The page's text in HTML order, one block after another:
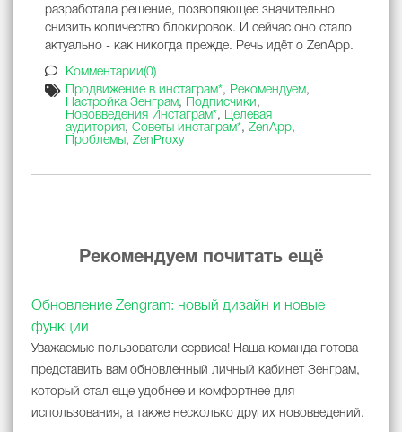
разработала решение, позволяющее значительно
снизить количество блокировок. И сейчас оно стало
актуально - как никогда прежде. Речь идёт о ZenApp.
Комментарии(0)
Продвижение в инстаграм*, Рекомендуем,
Настройка Зенграм, Подписчики ,
Нововведения Инстаграм*, Целевая
аудитория, Советы инстаграм*, ZenApp,
Проблемы , ZenProxy
Рекомендуем почитать ещё
Обновление Zengram: новый дизайн и новые
функции
Уважаемые пользователи сервиса! Наша команда готова
представить вам обновленный личный кабинет Зенграм,
который стал еще удобнее и комфортнее для
использования, а также несколько других нововведений.